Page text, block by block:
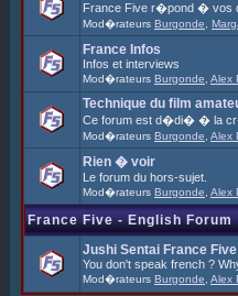
France Five r�pond � vos
Mod�rateurs Burgonde
France Infos
Infos et interviews
Mod�rateurs Burgonde Alex
Technique du film
Ce forum est d�di� � la
Mod�rateurs Burgonde Alex
Rien � voir
Le forum du hors-sujet.
Mod�rateurs Burgonde Alex
France Five - English Forum
Jushi Sentai France Five
You don't speak french ?
Mod�rateurs Burgonde Alex